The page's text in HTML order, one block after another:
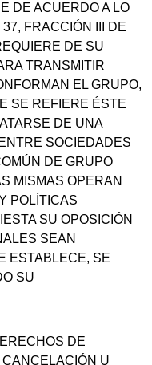
DE ACUERDO A LO
FRACCIÓN III DE
DE SU
TRANSMITIR
EL GRUPO,
SE REFIERE ÉSTE
DE UNA
SOCIEDADES
DE GRUPO
MISMAS OPERAN
POLÍTICAS
SU OPOSICIÓN
SEAN
ESTABLECE, SE
SU
DE
U